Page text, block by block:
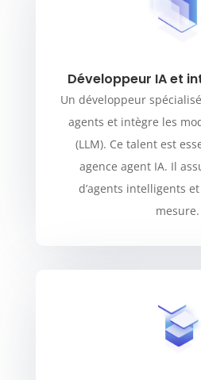
Développeur IA et
Un développeur
agents et intègre les
(LLM). Ce talent est
agence agent IA. Il
d’agents intelligents
mesure.